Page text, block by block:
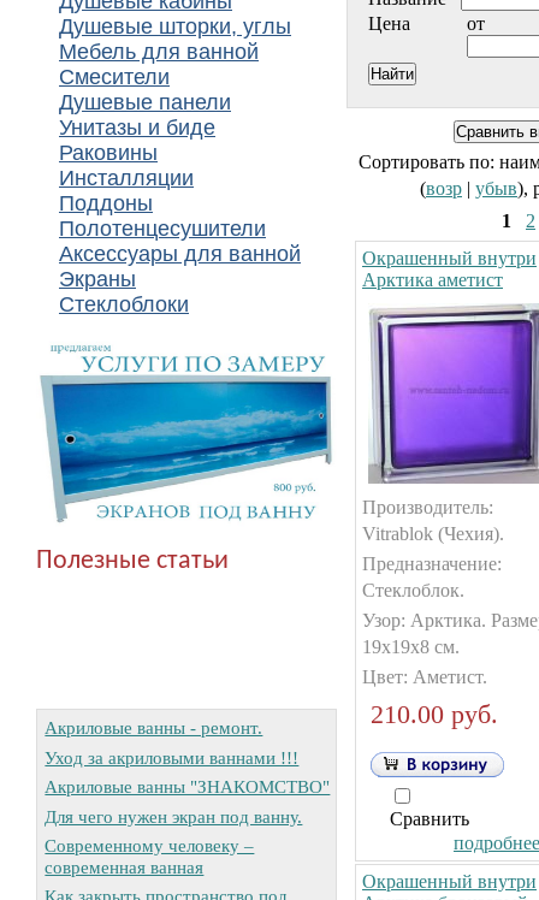
Душевые шторки, углы
Мебель для ванной
Смесители
Душевые панели
Унитазы и биде
Раковины
Инсталляции
Поддоны
Полотенцесушители
Аксессуары для ванной
Экраны
Стеклоблоки
Полезные статьи
Акриловые ванны - ремонт.
Уход за акриловыми ваннами !!!
Акриловые ванны "ЗНАКОМСТВО"
Для чего нужен экран под ванну.
Современному человеку –
современная ванная
Цена
от
Сортировать по:
(возр | убыв),
1
2
Окрашенный внутри
Арктика аметист
Производитель:
Vitrablok (Чехия).
Предназначение:
Стеклоблок.
Узор: Арктика.
19х19х8 см.
Цвет: Аметист.
210.00 руб.
Сравнить
Окрашенный внутри